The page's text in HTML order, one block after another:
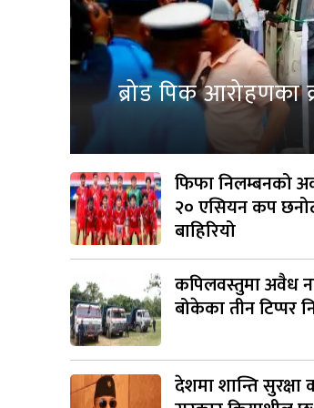
ब्रोड पिक आरोहणका
फिफा निलम्बनको
२० एसियन कप
बाहिरियो
कपिलवस्तुमा अवैध
बोकेका तीन टिप्पर
देशमा शान्ति सुरक्षा